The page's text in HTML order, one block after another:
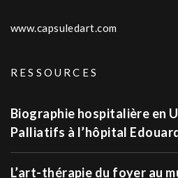
www.capsuledart.com
RESSOURCES
Biographie hospitalière en
Palliatifs à l’hôpital
L’art-thérapie du foyer au